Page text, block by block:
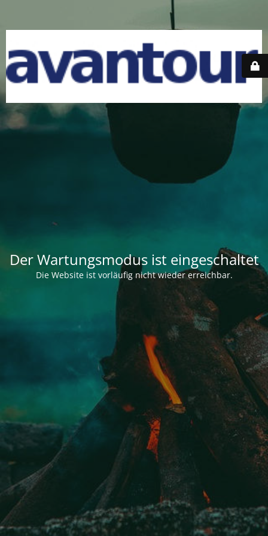
Der Wartungsmodus ist eingeschaltet
Die Website ist vorläufig nicht wieder erreichbar.